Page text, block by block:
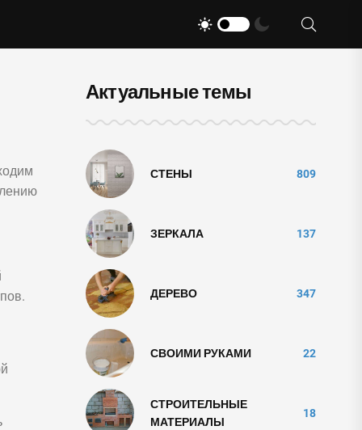
Актуальные темы
СТЕНЫ 809
ЗЕРКАЛА 137
ДЕРЕВО 347
СВОИМИ РУКАМИ 22
СТРОИТЕЛЬНЫЕ
МАТЕРИАЛЫ
18